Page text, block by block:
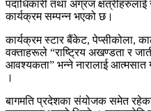
पदाधिकारी तथा अग्रज
कार्यक्रम सम्पन्न भएको छ।
कार्यक्रम स्टार बैंकेट, पेप्सीकोला,
वक्ताहरूले “राष्ट्रिय अखण्डता र
आवश्यकता” भन्ने नारालाई आत्मसात
।
बागमति प्रदेशका संयोजक समेत रहेका